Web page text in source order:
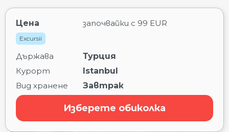
Цена започвайки с 99 EUR
Excursii
Държава
Турция
Курорт
Istanbul
Вид хранене
Завтрак
Изберете обиколка